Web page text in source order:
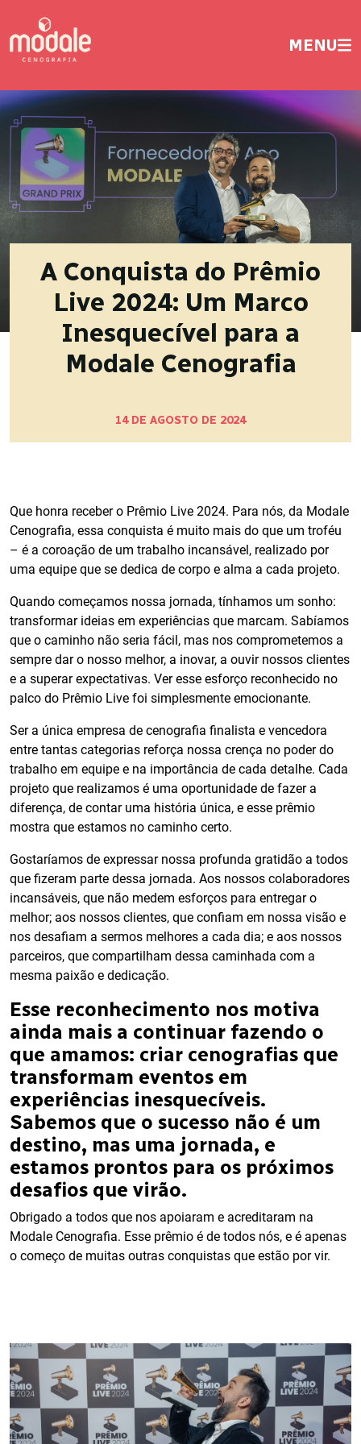
MENU
A Conquista do Prêmio
Live 2024: Um Marco
Inesquecível para a
Modale Cenografia
14 DE AGOSTO DE 2024
Que honra receber o Prêmio Live 2024. Para nós, da Modale
Cenografia, essa conquista é muito mais do que um troféu
– é a coroação de um trabalho incansável, realizado por
uma equipe que se dedica de corpo e alma a cada projeto.
Quando começamos nossa jornada, tínhamos um sonho:
transformar ideias em experiências que marcam. Sabíamos
que o caminho não seria fácil, mas nos comprometemos a
sempre dar o nosso melhor, a inovar, a ouvir nossos clientes
e a superar expectativas. Ver esse esforço reconhecido no
palco do Prêmio Live foi simplesmente emocionante.
Ser a única empresa de cenografia finalista e vencedora
entre tantas categorias reforça nossa crença no poder do
trabalho em equipe e na importância de cada detalhe. Cada
projeto que realizamos é uma oportunidade de fazer a
diferença, de contar uma história única, e esse prêmio
mostra que estamos no caminho certo.
Gostaríamos de expressar nossa profunda gratidão a todos
que fizeram parte dessa jornada. Aos nossos colaboradores
incansáveis, que não medem esforços para entregar o
melhor; aos nossos clientes, que confiam em nossa visão e
nos desafiam a sermos melhores a cada dia; e aos nossos
parceiros, que compartilham dessa caminhada com a
mesma paixão e dedicação.
Esse reconhecimento nos motiva
ainda mais a continuar fazendo o
que amamos: criar cenografias que
transformam eventos em
experiências inesquecíveis.
Sabemos que o sucesso não é um
destino, mas uma jornada, e
estamos prontos para os próximos
desafios que virão.
Obrigado a todos que nos apoiaram e acreditaram na
Modale Cenografia. Esse prêmio é de todos nós, e é apenas
o começo de muitas outras conquistas que estão por vir.